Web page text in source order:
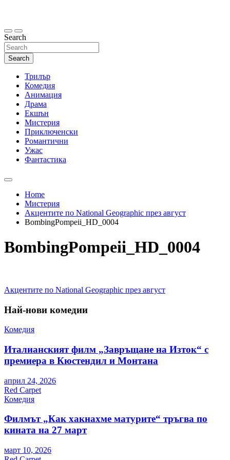
Search
Search
Трилър
Комедия
Анимация
Драма
Екшън
Мистерия
Приключенски
Романтични
Ужас
Фантастика
Home
Мистерия
Акцентите по National Geographic през август
BombingPompeii_HD_0004
BombingPompeii_HD_0004
Навигация
Акцентите по National Geographic през август
Най-нови комедии
Комедия
Италианският филм „Завръщане на Изток“ с
премиера в Кюстендил и Монтана
април 24, 2026
Red Carpet
Комедия
Филмът „Как хакнахме матурите“ тръгва по
кината на 27 март
март 10, 2026